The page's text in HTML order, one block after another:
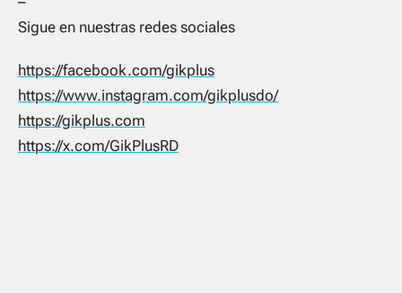
Sigue en nuestras redes sociales
https://facebook.com/gikplus
https://www.instagram.com/gikplusdo/
https://gikplus.com
https://x.com/GikPlusRD